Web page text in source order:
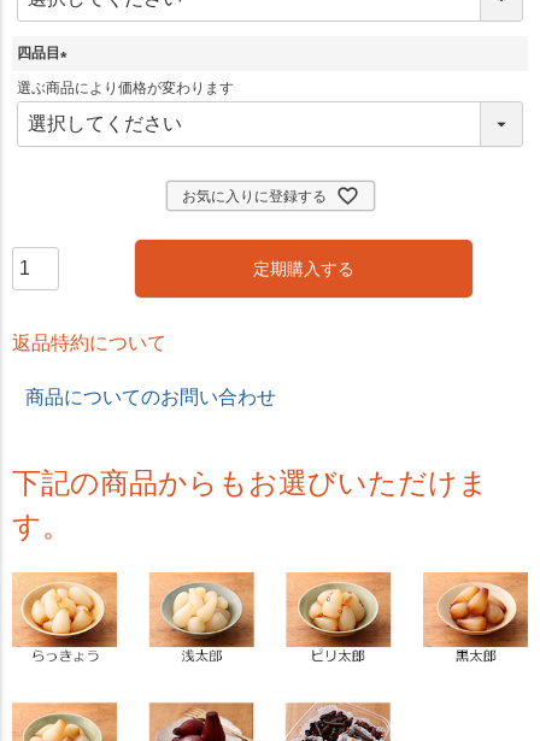
須
四品目
(
須
選ぶ商品により価格が変わります
お気に入りに登録する
定期購入する
返品特約について
商品についてのお問い合わせ
下記の商品からもお選びいただけま
す。